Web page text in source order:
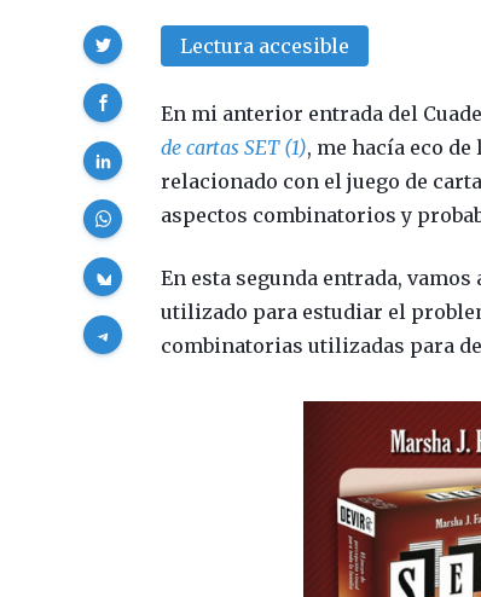
Lectura accesible
En mi anterior entrada del
de cartas SET (1), me hacía eco
relacionado con el juego de
aspectos combinatorios y
En esta segunda entrada,
utilizado para estudiar el
combinatorias utilizadas para
Compartir